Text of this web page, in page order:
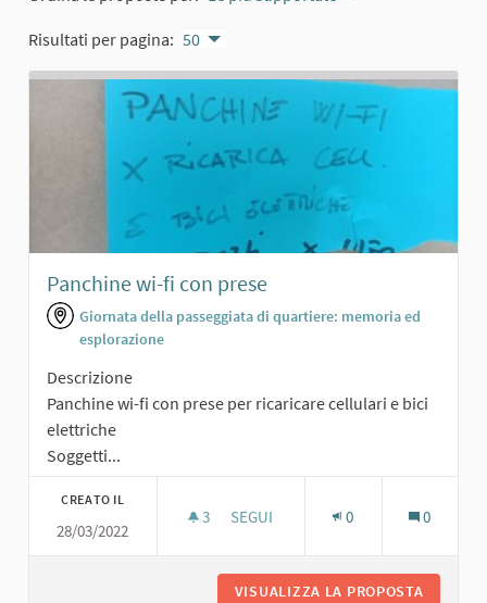
Risultati per pagina: 50
Panchine wi-fi con prese
Giornata della passeggiata di quartiere: memoria ed
esplorazione
Descrizione
Panchine wi-fi con prese per ricaricare cellulari e bici
elettriche
Soggetti...
CREATO IL
28/03/2022
3 3 SOSTENITORI
SEGUI 0 0
VISUALIZZA LA PROPOSTA